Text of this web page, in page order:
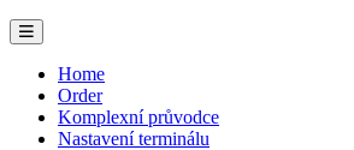
Home
Order
Komplexní průvodce
Nastavení terminálu